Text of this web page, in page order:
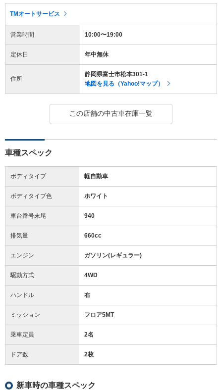
TMオートサービス
営業時間 10:00〜19:00
定休日 年中無休
住所
静岡県富士市松本301-1
地図を見る（Yahoo!マップ）
この店舗の中古車在庫一覧
車種スペック
ボディタイプ 軽自動車
ボディタイプ色 ホワイト
車台番号末尾 940
排気量 660cc
エンジン ガソリン(レギュラー)
駆動方式 4WD
ハンドル 右
ミッション フロア5MT
乗車定員 2名
ドア数 2枚
新車時の車種スペック